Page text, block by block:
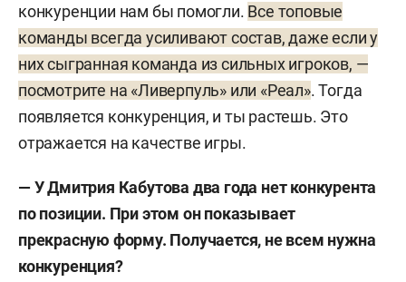
конкуренции нам бы помогли. Все топовые
команды всегда усиливают состав, даже если у
них сыгранная команда из сильных игроков, —
посмотрите на «Ливерпуль» или «Реал». Тогда
появляется конкуренция, и ты растешь. Это
отражается на качестве игры.
— У Дмитрия Кабутова два года нет конкурента
по позиции. При этом он показывает
прекрасную форму. Получается, не всем нужна
конкуренция?